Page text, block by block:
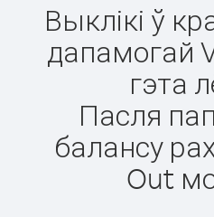
Выклікі ў
дапамогай
гэта
Пасля
балансу
Out